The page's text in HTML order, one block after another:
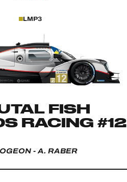
LMP3
FISH
RACING #12
- A. RABER